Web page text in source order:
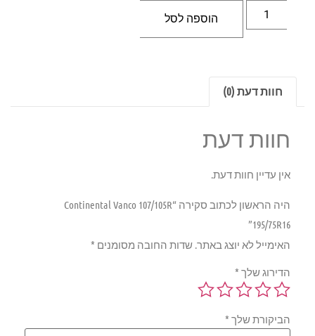
הוספה לסל
חוות דעת (0)
חוות דעת
אין עדיין חוות דעת.
היה הראשון לכתוב סקירה “Continental Vanco 107/105R
195/75R16”
האימייל לא יוצג באתר.שדות החובה מסומנים*
הדירוג שלך*
הביקורת שלך*